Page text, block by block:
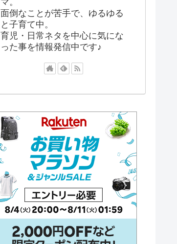
マ。
面倒なことが苦手で、ゆるゆる
と子育て中。
育児・日常ネタを中心に気にな
った事を情報発信中です♪